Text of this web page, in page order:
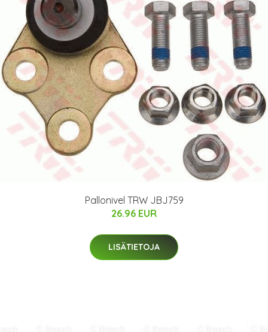
Pallonivel TRW JBJ759
26.96 EUR
LISÄTIETOJA